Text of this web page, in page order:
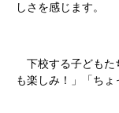
しさを感じます。
下校する子どもた
も楽しみ！」「ちょ